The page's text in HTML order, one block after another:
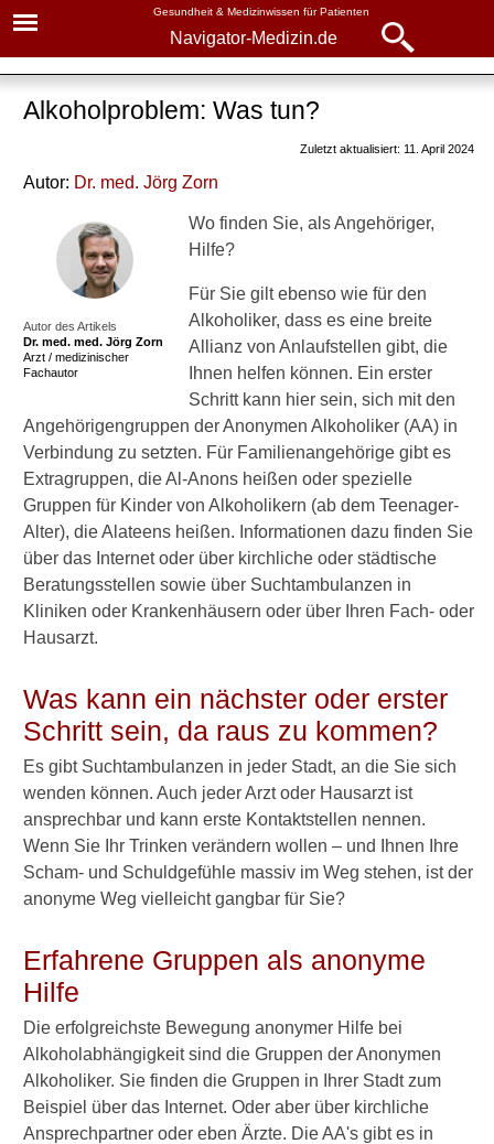
Gesundheit & Medizinwissen für Patienten
Navigator-Medizin.de
Alkoholproblem: Was tun?
Zuletzt aktualisiert: 11. April 2024
Autor: Dr. med. Jörg Zorn
Autor des Artikels
Dr. med. med. Jörg Zorn
Arzt / medizinischer
Fachautor
Wo finden Sie, als Angehöriger,
Hilfe?
Für Sie gilt ebenso wie für den
Alkoholiker, dass es eine breite
Allianz von Anlaufstellen gibt, die
Ihnen helfen können. Ein erster
Schritt kann hier sein, sich mit den
Angehörigengruppen der Anonymen Alkoholiker (AA) in
Verbindung zu setzten. Für Familienangehörige gibt es
Extragruppen, die Al-Anons heißen oder spezielle
Gruppen für Kinder von Alkoholikern (ab dem Teenager-
Alter), die Alateens heißen. Informationen dazu finden Sie
über das Internet oder über kirchliche oder städtische
Beratungsstellen sowie über Suchtambulanzen in
Kliniken oder Krankenhäusern oder über Ihren Fach- oder
Hausarzt.
Was kann ein nächster oder erster
Schritt sein, da raus zu kommen?
Es gibt Suchtambulanzen in jeder Stadt, an die Sie sich
wenden können. Auch jeder Arzt oder Hausarzt ist
ansprechbar und kann erste Kontaktstellen nennen.
Wenn Sie Ihr Trinken verändern wollen – und Ihnen Ihre
Scham- und Schuldgefühle massiv im Weg stehen, ist der
anonyme Weg vielleicht gangbar für Sie?
Erfahrene Gruppen als anonyme
Hilfe
Die erfolgreichste Bewegung anonymer Hilfe bei
Alkoholabhängigkeit sind die Gruppen der Anonymen
Alkoholiker. Sie finden die Gruppen in Ihrer Stadt zum
Beispiel über das Internet. Oder aber über kirchliche
Ansprechpartner oder eben Ärzte. Die AA's gibt es in
Navigator-Medizin.de
► Krankheiten
► Diagnostik & Laborwerte
► Therapieverfahren
► Medikamente
► Gesundheitsthemen
Navigator-
Medizin.de
▾
Anzeichen
Suchtberatung
Familie und Freunde
►
Symptome
►
Diagnostik
&
Laborwerte
Therapieverfahren
►
Medikamente
►
Gesundheitsthemen